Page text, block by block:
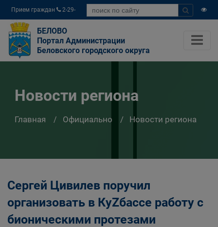
Прием граждан
2-29-
04
БЕЛОВО
Портал Администрации
Беловского городского округа
Новости региона
Главная Официально Новости региона
Сергей Цивилев поручил
организовать в КуZбассе работу с
бионическими протезами